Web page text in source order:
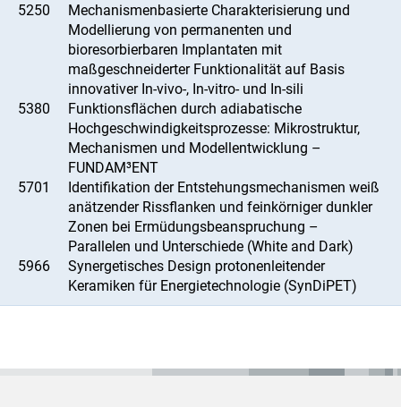
5250
Mechanismenbasierte Charakterisierung und
Modellierung von permanenten und
bioresorbierbaren Implantaten mit
maßgeschneiderter Funktionalität auf Basis
innovativer In-vivo-, In-vitro- und In-sili
5380
Funktionsflächen durch adiabatische
Hochgeschwindigkeitsprozesse: Mikrostruktur,
Mechanismen und Modellentwicklung –
FUNDAM³ENT
5701
Identifikation der Entstehungsmechanismen weiß
anätzender Rissflanken und feinkörniger dunkler
Zonen bei Ermüdungsbeanspruchung –
Parallelen und Unterschiede (White and Dark)
5966
Synergetisches Design protonenleitender
Keramiken für Energietechnologie (SynDiPET)